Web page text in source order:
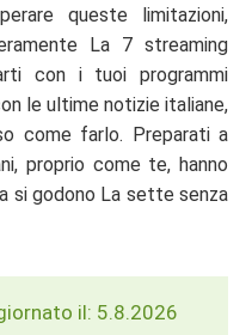
queste limitazioni,
La 7 streaming
con i tuoi programmi
le ultime notizie italiane,
come farlo. Preparati a
proprio come te, hanno
si godono La sette senza
il: 5.8.2026